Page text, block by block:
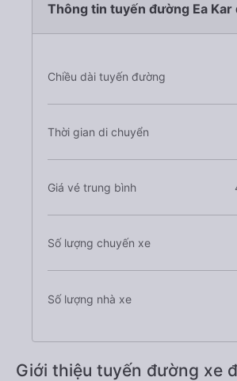
Thông tin tuyến đường Ea Kar
Chiều dài tuyến đường
Thời gian di chuyển
Giá vé trung bình
Số lượng chuyến xe
Số lượng nhà xe
Giới thiệu tuyến đường xe